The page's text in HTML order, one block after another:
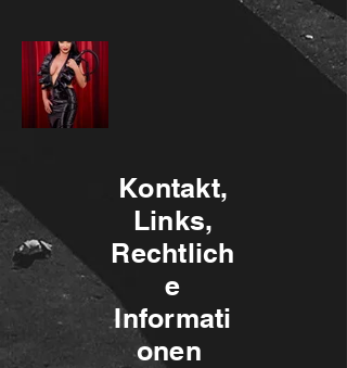
Kontakt,
Links,
Rechtlich
e
Informati
onen